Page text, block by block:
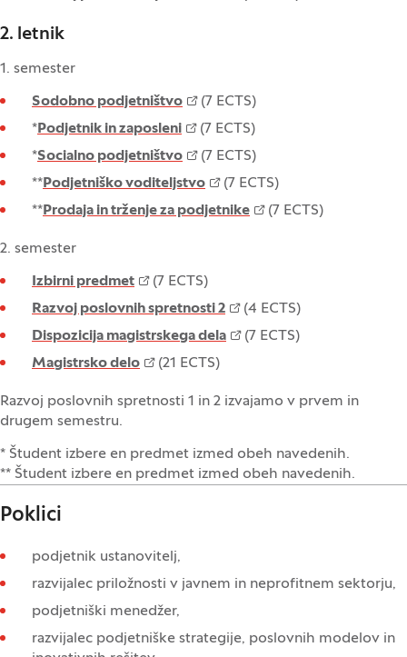
2. letnik
1. semester
Sodobno podjetništvo
(7 ECTS)
*Podjetnik in zaposleni
(7 ECTS)
*Socialno podjetništvo
(7 ECTS)
**Podjetniško voditeljstvo
(7 ECTS)
**Prodaja in trženje za podjetnike (7 ECTS)
2. semester
Izbirni predmet
(7 ECTS)
Razvoj poslovnih spretnosti 2
(4 ECTS)
Dispozicija magistrskega dela
(7 ECTS)
Magistrsko delo
(21 ECTS)
Razvoj poslovnih spretnosti 1 in 2 izvajamo v prvem in
drugem semestru.
* Študent izbere en predmet izmed obeh navedenih.
** Študent izbere en predmet izmed obeh navedenih.
Poklici
podjetnik ustanovitelj,
razvijalec priložnosti v javnem in neprofitnem sektorju,
podjetniški menedžer,
razvijalec podjetniške strategije, poslovnih modelov in